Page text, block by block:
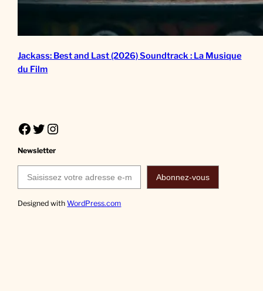
Jackass: Best and Last (2026) Soundtrack : La Musique
du Film
Facebook Twitter Instagram
Newsletter
Saisissez votre adresse e-mail…
Abonnez-vous
Designed withWordPress.com